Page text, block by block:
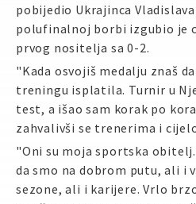
pobijedio Ukrajinca
polufinalnoj borbi izgubio je
prvog nositelja sa 0-2.
"Kada osvojiš medalju znaš
treningu isplatila. Turnir u
test, a išao sam korak po
zahvalivši se trenerima i
"Oni su moja sportska
da smo na dobrom putu, ali i
sezone, ali i karijere. Vrlo